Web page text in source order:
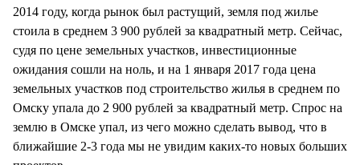
2014 году, когда рынок был растущий, земля под жилье
стоила в среднем 3 900 рублей за квадратный метр. Сейчас,
судя по цене земельных участков, инвестиционные
ожидания сошли на ноль, и на 1 января 2017 года цена
земельных участков под строительство жилья в среднем по
Омску упала до 2 900 рублей за квадратный метр. Спрос на
землю в Омске упал, из чего можно сделать вывод, что в
ближайшие 2-3 года мы не увидим каких-то новых больших